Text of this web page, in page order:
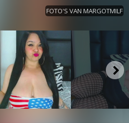
FOTO'S VAN MARGOTMILF